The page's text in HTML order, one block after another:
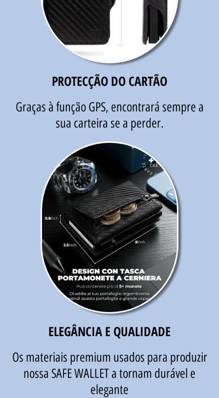
PROTECÇÃO DO CARTÃO
Graças à função GPS, encontrará sempre a
sua carteira se a perder.
ELEGÂNCIA E QUALIDADE
Os materiais premium usados ​​para produzir
nossa SAFE WALLET a tornam durável e
elegante